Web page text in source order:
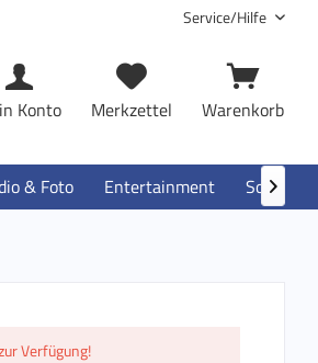
Service/Hilfe
Warenkorb
Merkzettel
Konto
& Foto Entertainment Software

Verfügung!